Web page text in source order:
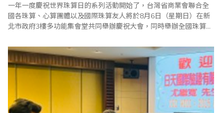
一年一度慶祝世界珠算日的系列活動開始了，台灣省商業會聯合全
國各珠算、心算團體以及國際珠算友人將於8月6日（星期日）在新
北市政府3樓多功能集會堂共同舉辦慶祝大會，同時舉辦全國珠算比
暨國際觀摩賽等系列活動，歡迎踴躍報名參加。 ＊2023年全國珠算
比賽暨國際邀請賽 ＊2023年全國心算比賽暨國際邀請賽 ＊2023年
全國數學競技..